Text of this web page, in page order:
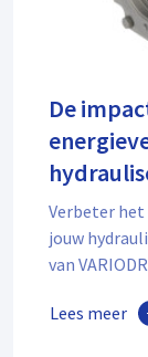
De
Verbeter het
jouw
van
Lees meer